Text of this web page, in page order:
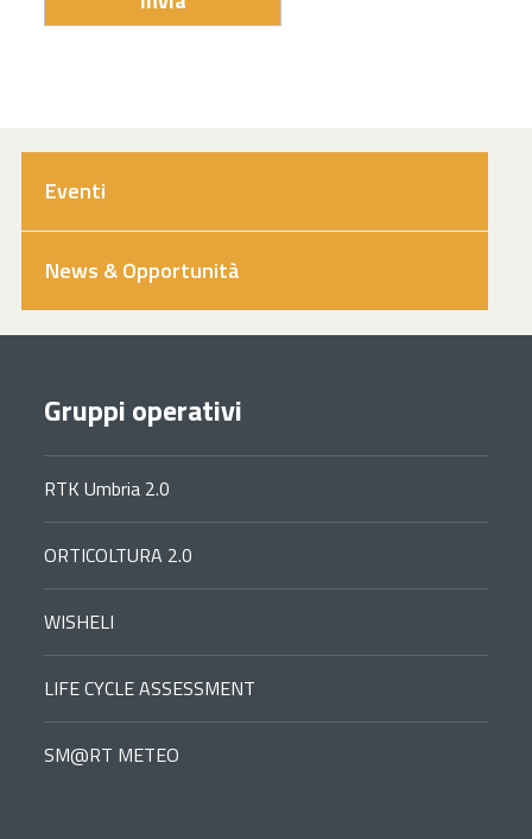
Eventi
News & Opportunità
Gruppi operativi
RTK Umbria 2.0
ORTICOLTURA 2.0
WISHELI
LIFE CYCLE ASSESSMENT
SM@RT METEO